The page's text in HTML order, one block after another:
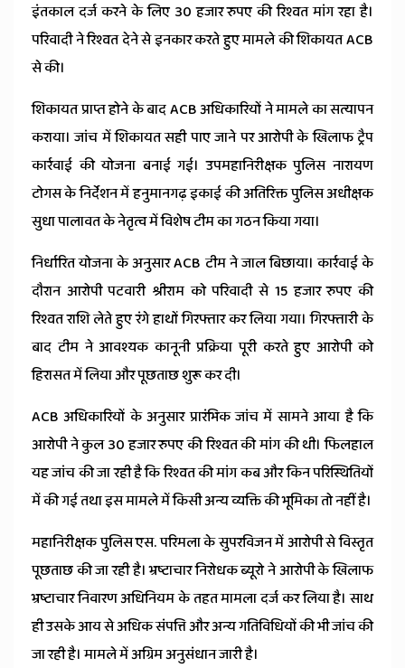
इंतकाल दर्ज करने के लिए 30 हजार रुपए की रिश्वत मांग रहा है।
परिवादी ने रिश्वत देने से इनकार करते हुए मामले की शिकायत ACB
से की।
शिकायत प्राप्त होने के बाद ACB अधिकारियों ने मामले का सत्यापन
कराया। जांच में शिकायत सही पाए जाने पर आरोपी के खिलाफ ट्रैप
कार्रवाई की योजना बनाई गई। उपमहानिरीक्षक पुलिस नारायण
टोगस के निर्देशन में हनुमानगढ़ इकाई की अतिरिक्त पुलिस अधीक्षक
सुधा पालावत के नेतृत्व में विशेष टीम का गठन किया गया।
निर्धारित योजना के अनुसार ACB टीम ने जाल बिछाया। कार्रवाई के
दौरान आरोपी पटवारी श्रीराम को परिवादी से 15 हजार रुपए की
रिश्वत राशि लेते हुए रंगे हाथों गिरफ्तार कर लिया गया। गिरफ्तारी के
बाद टीम ने आवश्यक कानूनी प्रक्रिया पूरी करते हुए आरोपी को
हिरासत में लिया और पूछताछ शुरू कर दी।
ACB अधिकारियों के अनुसार प्रारंभिक जांच में सामने आया है कि
आरोपी ने कुल 30 हजार रुपए की रिश्वत की मांग की थी। फिलहाल
यह जांच की जा रही है कि रिश्वत की मांग कब और किन परिस्थितियों
में की गई तथा इस मामले में किसी अन्य व्यक्ति की भूमिका तो नहीं है।
महानिरीक्षक पुलिस एस. परिमला के सुपरविजन में आरोपी से विस्तृत
पूछताछ की जा रही है। भ्रष्टाचार निरोधक ब्यूरो ने आरोपी के खिलाफ
भ्रष्टाचार निवारण अधिनियम के तहत मामला दर्ज कर लिया है। साथ
ही उसके आय से अधिक संपत्ति और अन्य गतिविधियों की भी जांच की
जा रही है। मामले में अग्रिम अनुसंधान जारी है।